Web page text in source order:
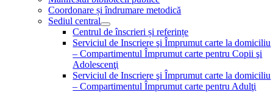
Coordonare și îndrumare metodică
Sediul central
Centrul de înscrieri și referințe
Serviciul de Inscriere şi Împrumut carte la domiciliu
– Compartimentul Împrumut carte pentru Copii şi
Adolescenţi
Serviciul de Inscriere şi Împrumut carte la domiciliu
– Compartimentul Împrumut carte pentru Adulţi